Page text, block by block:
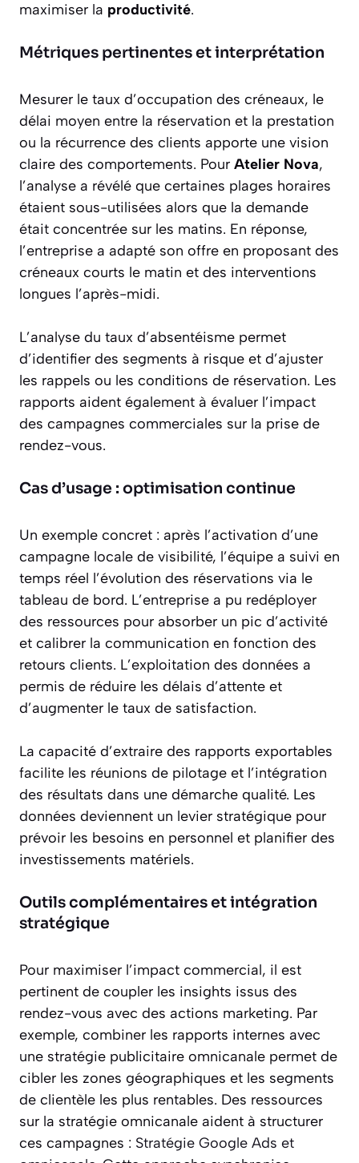
maximiser la productivité.
Métriques pertinentes et interprétation
Mesurer le taux d’occupation des créneaux, le
délai moyen entre la réservation et la prestation
ou la récurrence des clients apporte une vision
claire des comportements. Pour Atelier Nova,
l’analyse a révélé que certaines plages horaires
étaient sous-utilisées alors que la demande
était concentrée sur les matins. En réponse,
l’entreprise a adapté son offre en proposant des
créneaux courts le matin et des interventions
longues l’après-midi.
L’analyse du taux d’absentéisme permet
d’identifier des segments à risque et d’ajuster
les rappels ou les conditions de réservation. Les
rapports aident également à évaluer l’impact
des campagnes commerciales sur la prise de
rendez-vous.
Cas d’usage : optimisation continue
Un exemple concret : après l’activation d’une
campagne locale de visibilité, l’équipe a suivi en
temps réel l’évolution des réservations via le
tableau de bord. L’entreprise a pu redéployer
des ressources pour absorber un pic d’activité
et calibrer la communication en fonction des
retours clients. L’exploitation des données a
permis de réduire les délais d’attente et
d’augmenter le taux de satisfaction.
La capacité d’extraire des rapports exportables
facilite les réunions de pilotage et l’intégration
des résultats dans une démarche qualité. Les
données deviennent un levier stratégique pour
prévoir les besoins en personnel et planifier des
investissements matériels.
Outils complémentaires et intégration
stratégique
Pour maximiser l’impact commercial, il est
pertinent de coupler les insights issus des
rendez-vous avec des actions marketing. Par
exemple, combiner les rapports internes avec
une stratégie publicitaire omnicanale permet de
cibler les zones géographiques et les segments
de clientèle les plus rentables. Des ressources
sur la stratégie omnicanale aident à structurer
ces campagnes : Stratégie Google Ads et